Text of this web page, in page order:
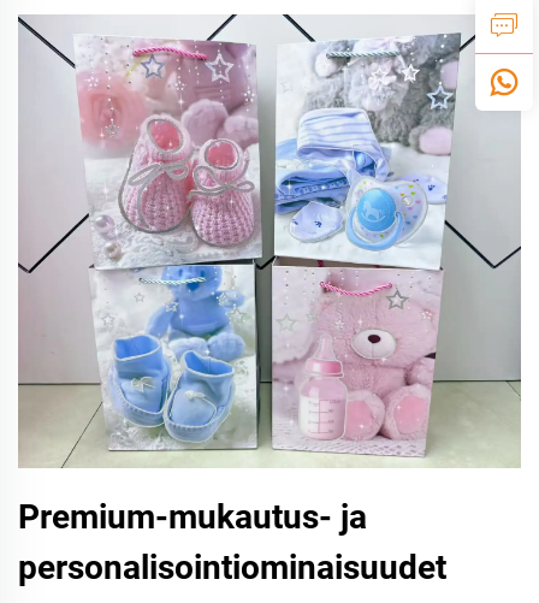
Premium-mukautus- ja
personalisointiominaisuudet